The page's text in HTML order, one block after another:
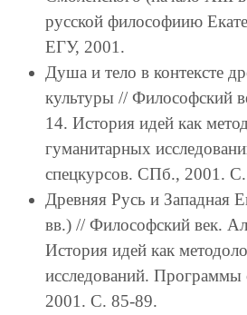
русской философиию
ЕГУ, 2001.
Душа и тело в контексте
культуры // Философский
14. История идей как
гуманитарных
спецкурсов. СПб., 2001.
Древняя Русь и Западная
вв.) // Философский век.
История идей как
исследований.
2001. С. 85-89.